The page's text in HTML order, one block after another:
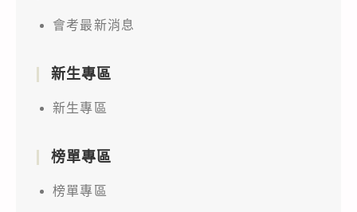
會考最新消息
新生專區
新生專區
榜單專區
榜單專區